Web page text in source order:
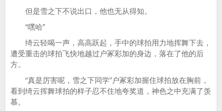
但是雪之下不说出口，他也无从得知。
“嘿哈”
绮云轻喝一声，高高跃起，手中的球拍用力地挥舞下去，
遭受重击的球拍飞快地越过户冢彩加的身边，落在了他的后
方。
“真是厉害呢，雪之下同学”户冢彩加握住球拍放在胸前，
看到绮云挥舞球拍的样子忍不住地夸奖道，神色之中充满了羡
慕。